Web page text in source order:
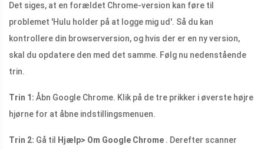
Det siges, at en forældet Chrome-version kan føre til
problemet 'Hulu holder på at logge mig ud'. Så du kan
kontrollere din browserversion, og hvis der er en ny version,
skal du opdatere den med det samme. Følg nu nedenstående
trin.
Trin 1: Åbn Google Chrome. Klik på de tre prikker i øverste højre
hjørne for at åbne indstillingsmenuen.
Trin 2: Gå til Hjælp> Om Google Chrome . Derefter scanner